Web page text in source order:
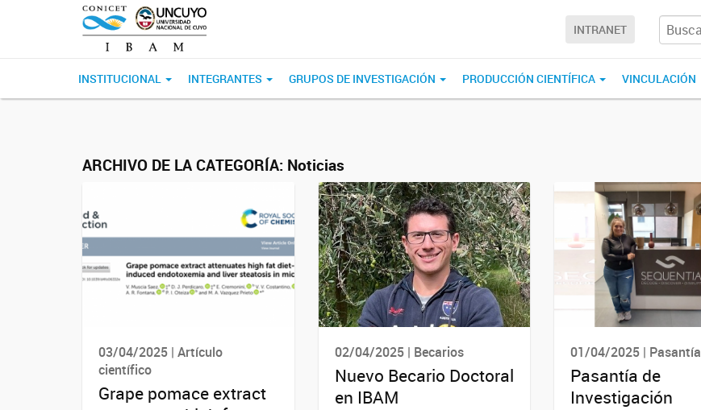
INTRANET
INSTITUCIONAL INTEGRANTES GRUPOS DE INVESTIGACIÓN PRODUCCIÓN CIENTÍFICA VINCULACIÓN
ARCHIVO DE LA CATEGORÍA: Noticias
03/04/2025 | Artículo
científico
Grape pomace extract
02/04/2025 | Becarios
Nuevo Becario Doctoral
en IBAM
01/04/2025 | Pasantía
Pasantía de
Investigación